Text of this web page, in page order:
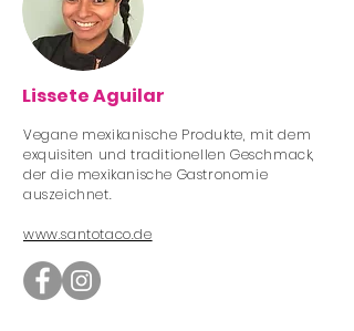
Lissete Aguilar
Vegane mexikanische Produkte, mit dem
exquisiten und traditionellen Geschmack,
der die mexikanische Gastronomie
auszeichnet.
www.santotaco.de